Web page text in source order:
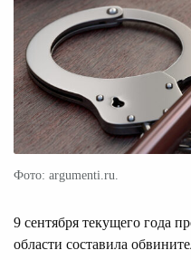
Фото: argumenti.ru.
9 сентября текущего года
области составила